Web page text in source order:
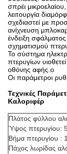
σπρέι
λειτουργία
σχεδιαστεί με
ανίχνευση
ένδειξη
σχηματισμού
Το σύστημα
πτερυγίων
οθόνης αφής.ο
Οι παράμετροι
Τεχνικές
Καλοριφέρ
Πλάτος φύλλου
Ύψος πτερυγίου:
Βήμα πτερυγίου :
Πάχος λωρίδας